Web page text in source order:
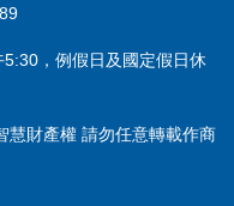
，例假日及國定假日休
慧財產權 請勿任意轉載作商